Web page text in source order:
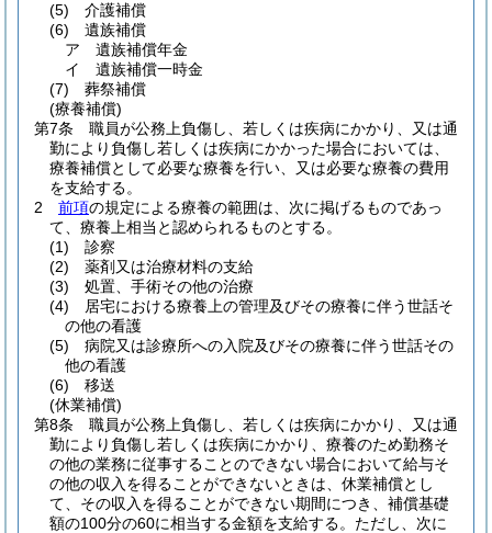
(5)
介護補償
(6)
遺族補償
ア
遺族補償年金
イ
遺族補償一時金
(7)
葬祭補償
(療養補償)
第7条
職員が公務上負傷し、若しくは疾病にかかり、又は通
勤により負傷し若しくは疾病にかかった場合においては、
療養補償として必要な療養を行い、又は必要な療養の費用
を支給する。
2
前項の規定による療養の範囲は、次に掲げるものであっ
て、療養上相当と認められるものとする。
(1)
診察
(2)
薬剤又は治療材料の支給
(3)
処置、手術その他の治療
(4)
居宅における療養上の管理及びその療養に伴う世話そ
の他の看護
(5)
病院又は診療所への入院及びその療養に伴う世話その
他の看護
(6)
移送
(休業補償)
第8条
職員が公務上負傷し、若しくは疾病にかかり、又は通
勤により負傷し若しくは疾病にかかり、療養のため勤務そ
の他の業務に従事することのできない場合において給与そ
の他の収入を得ることができないときは、休業補償とし
て、その収入を得ることができない期間につき、補償基礎
額の100分の60に相当する金額を支給する。 ただし、次に